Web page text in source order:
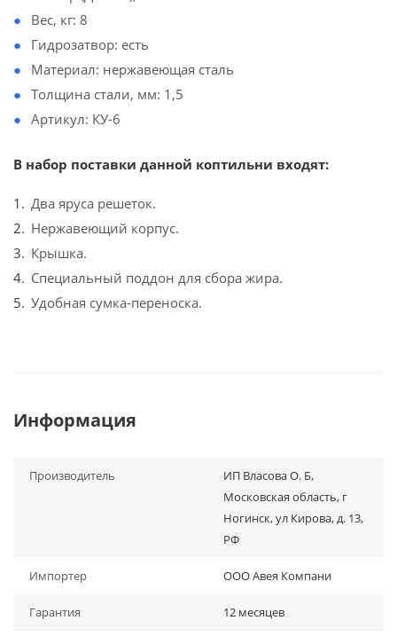
Вес, кг: 8
Гидрозатвор: есть
Материал: нержавеющая сталь
Толщина стали, мм: 1,5
Артикул: КУ-6
В набор поставки данной коптильни входят:
Два яруса решеток.
Нержавеющий корпус.
Крышка.
Специальный поддон для сбора жира.
Удобная сумка-переноска.
Информация
Производитель
ИП Власова О. Б,
Московская область, г
Ногинск, ул Кирова, д. 13,
РФ
Импортер ООО Авея Компани
Гарантия 12 месяцев